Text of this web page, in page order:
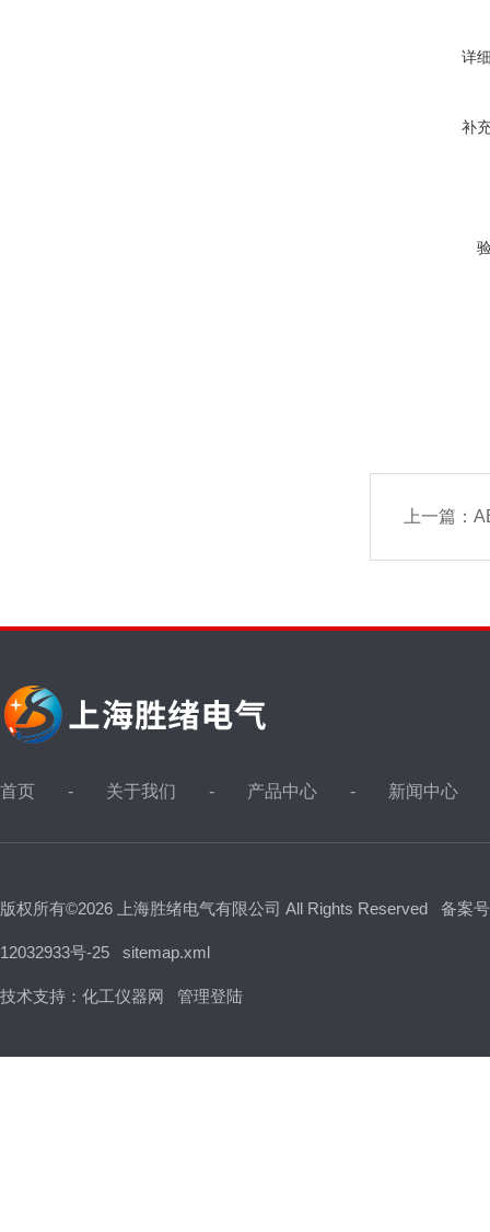
详
补
上一篇：
首页 关于我们 产品中心 新闻中心
版权所有©2026 上海胜绪电气有限公司 All Rights Reserved 备案
12032933号-25 sitemap.xml
技术支持： 化工仪器网 管理登陆